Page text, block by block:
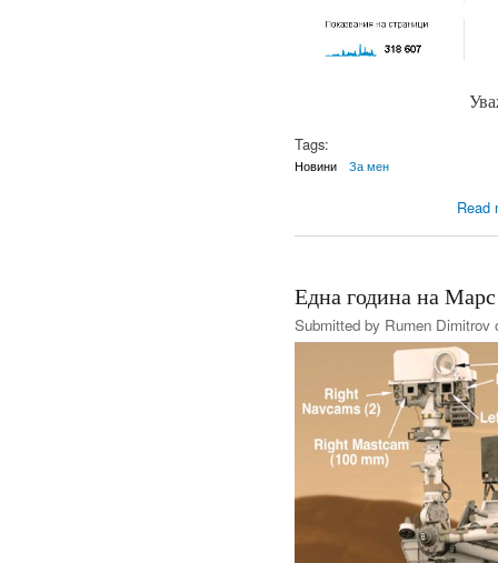
Tags:
Новини За мен
Read
Една година на Марс
Submitted by Rumen Dimitrov